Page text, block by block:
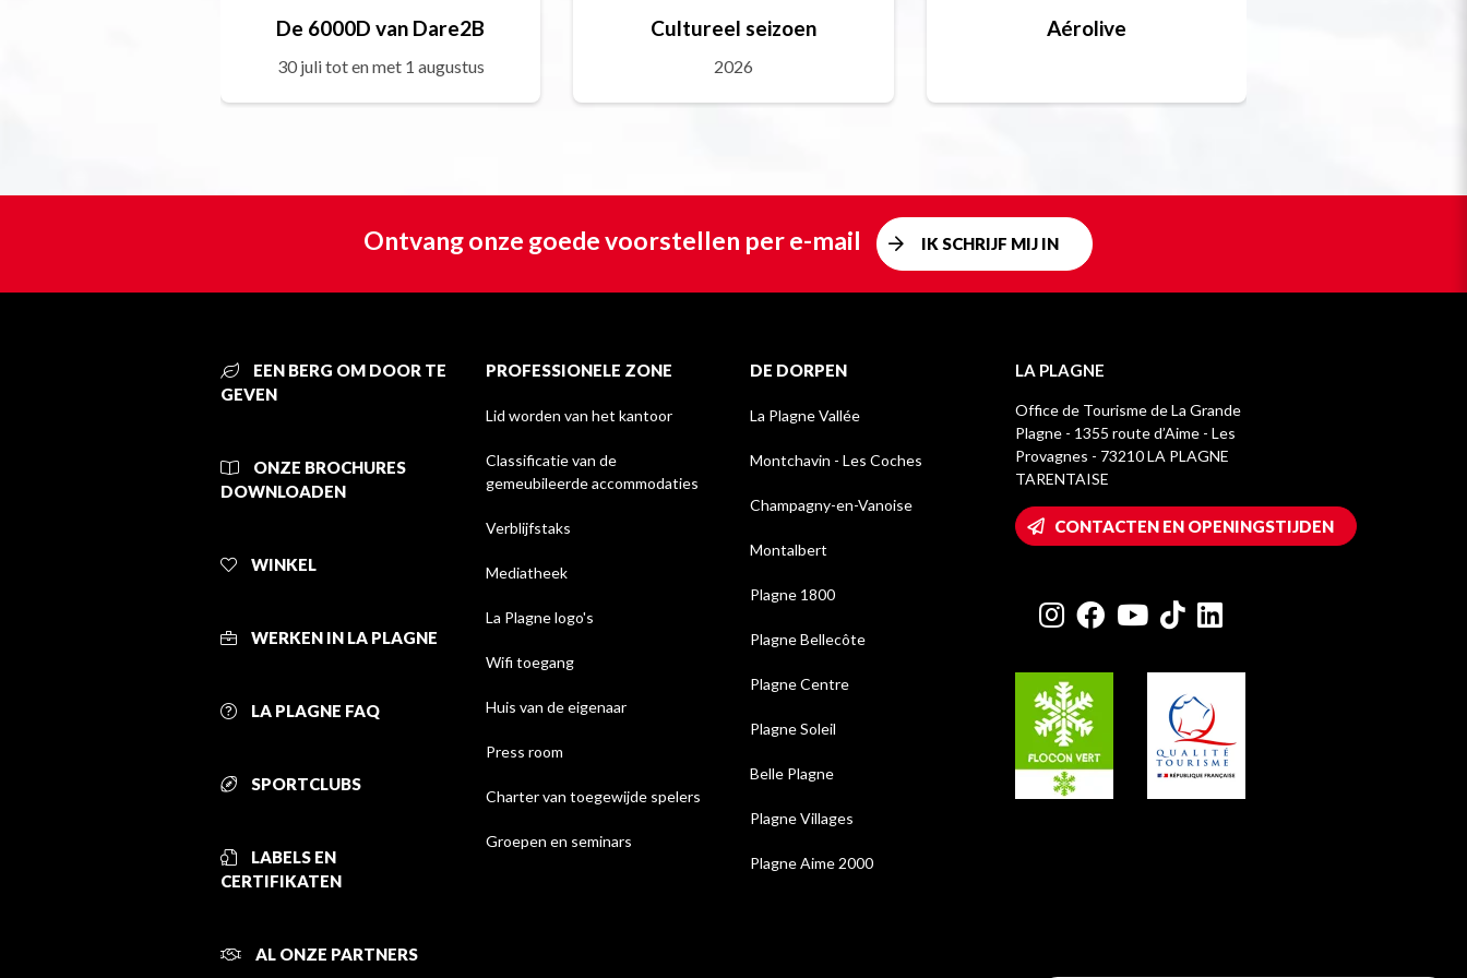
De 6000D van Dare2B
30 juli tot en met 1 augustus
Cultureel seizoen
2026
Aérolive
Ontvang onze goede voorstellen per e-mail IK SCHRIJF MIJ IN
EEN BERG OM DOOR TE
GEVEN
ONZE BROCHURES
DOWNLOADEN
WINKEL
WERKEN IN LA PLAGNE
LA PLAGNE FAQ
SPORTCLUBS
LABELS EN
CERTIFIKATEN
AL ONZE PARTNERS
PROFESSIONELE ZONE
Lid worden van het kantoor
Classificatie van de
gemeubileerde accommodaties
Verblijfstaks
Mediatheek
La Plagne logo's
Wifi toegang
Huis van de eigenaar
Press room
Charter van toegewijde spelers
Groepen en seminars
DE DORPEN
La Plagne Vallée
Montchavin - Les Coches
Champagny-en-Vanoise
Montalbert
Plagne 1800
Plagne Bellecôte
Plagne Centre
Plagne Soleil
Belle Plagne
Plagne Villages
Plagne Aime 2000
LA PLAGNE
Office de Tourisme de La Grande
Plagne - 1355 route d’Aime - Les
Provagnes - 73210 LA PLAGNE
TARENTAISE
CONTACTEN EN OPENINGSTIJDEN